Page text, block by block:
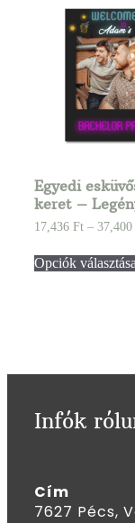
Egyedi
keret –
17,436 Ft – 37,400
Opciók választása
Infók
Cím
7627 Pécs,